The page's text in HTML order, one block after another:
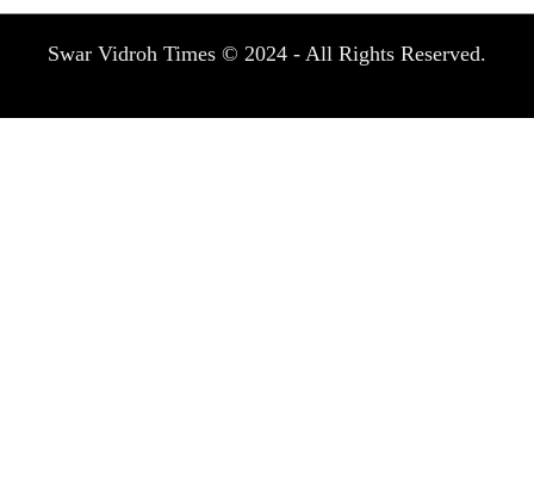
Swar Vidroh Times © 2024 - All Rights Reserved.